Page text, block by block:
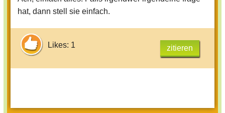
hat, dann stell sie einfach.
Likes: 1 zitieren